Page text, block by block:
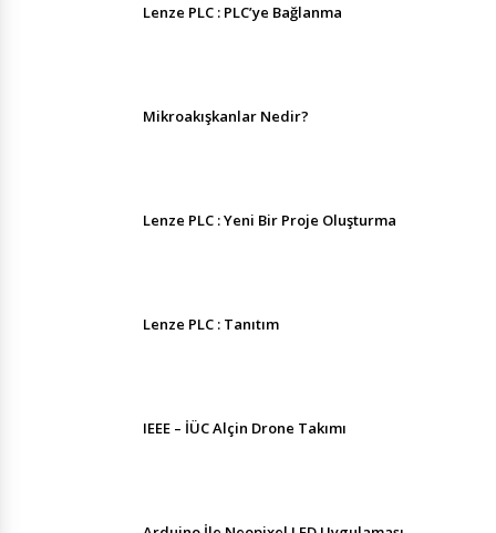
Lenze PLC : PLC’ye Bağlanma
Mikroakışkanlar Nedir?
Lenze PLC : Yeni Bir Proje Oluşturma
Lenze PLC : Tanıtım
IEEE – İÜC Alçin Drone Takımı